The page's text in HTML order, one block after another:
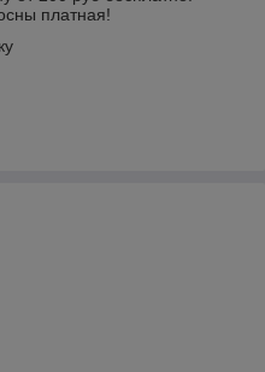
платная!